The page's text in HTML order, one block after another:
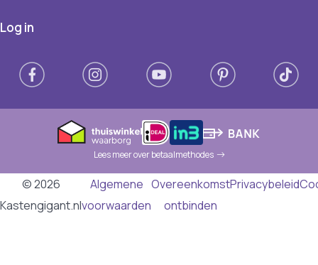
Log in
Lees meer over betaalmethodes
© 2026
Kastengigant.nl
Algemene
voorwaarden
Overeenkomst
ontbinden
Privacybeleid